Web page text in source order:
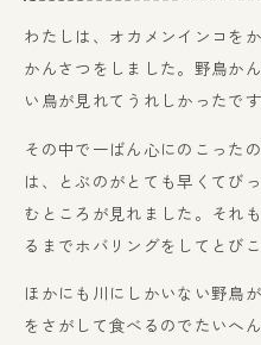
わたしは、オカメンインコを
かんさつをしました。野鳥か
い鳥が見れてうれしかったです
その中で一ばん心にのこった
は、とぶのがとても早くてび
むところが見れました。それ
るまでホバリングをしてとび
ほかにも川にしかいない野鳥
をさがして食べるのでたいへ